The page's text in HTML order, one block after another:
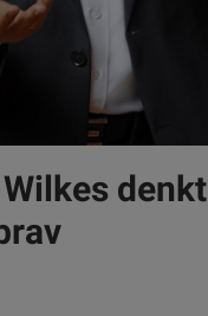
denkt